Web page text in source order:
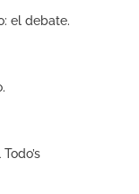
el debate.